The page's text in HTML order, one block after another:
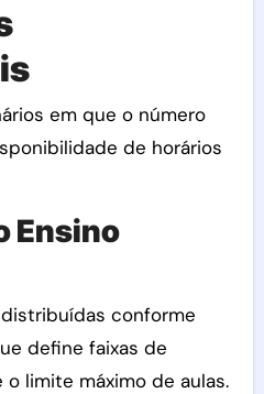
em que o número
de horários
Ensino
conforme
define faixas de
limite máximo de aulas.